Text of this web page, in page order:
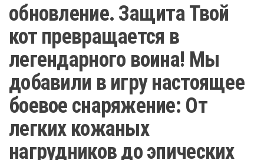
обновление. Защита Твой
кот превращается в
легендарного воина! Мы
добавили в игру настоящее
боевое снаряжение: От
легких кожаных
нагрудников до эпических